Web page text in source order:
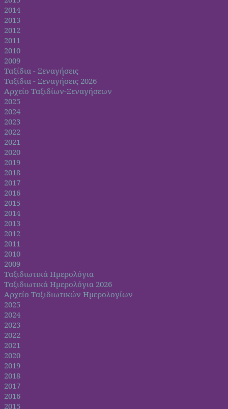
2014
2013
2012
2011
2010
2009
Ταξίδια - Ξεναγήσεις
Ταξίδια - Ξεναγήσεις 2026
Αρχείο Ταξιδίων-Ξεναγήσεων
2025
2024
2023
2022
2021
2020
2019
2018
2017
2016
2015
2014
2013
2012
2011
2010
2009
Ταξιδιωτικά Ημερολόγια
Ταξιδιωτικά Ημερολόγια 2026
Αρχείο Ταξιδιωτικών Ημερολογίων
2025
2024
2023
2022
2021
2020
2019
2018
2017
2016
2015